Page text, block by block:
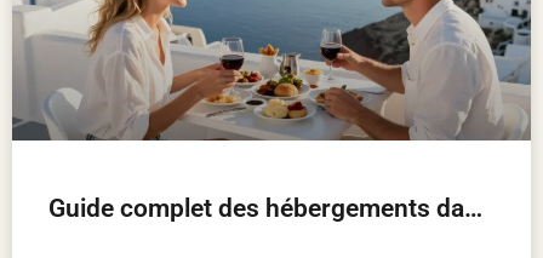
Guide complet des hébergements dans les îles grecques : où loger et comment bien choisir